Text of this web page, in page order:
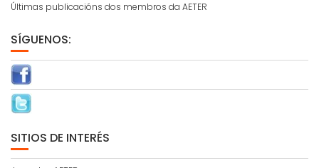
Últimas publicacións dos membros da AETER
SÍGUENOS:
SITIOS DE INTERÉS